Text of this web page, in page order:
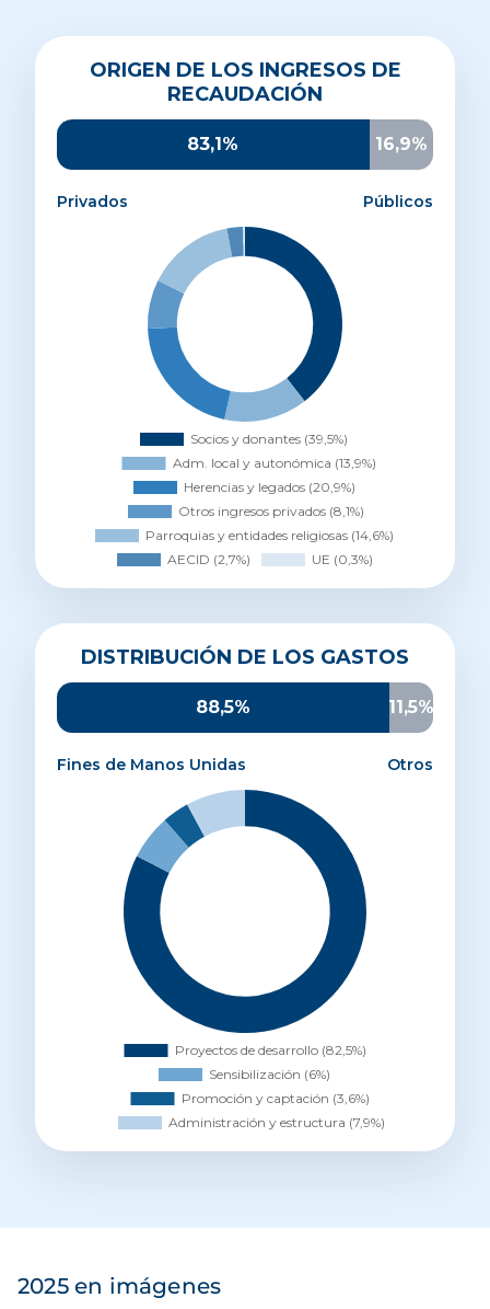
ORIGEN DE LOS INGRESOS DE
RECAUDACIÓN
83,1% 16,9%
Privados Públicos
Origen de los ingresos de recaudación
Socios y donantes
Administración local y autonómica 13,9%
Herencias y legados
20,9%
Otros ingresos privados
8,1%
Parroquias y entidades religiosas
14,6%
DISTRIBUCIÓN DE LOS GASTOS
88,5% 11,5%
Fines de Manos Unidas Otros
Distribución de los gastos
Proyectos de desarrollo
82,5%
Promoción y captación
3,6%
Administración y estructura
2025 en imágenes